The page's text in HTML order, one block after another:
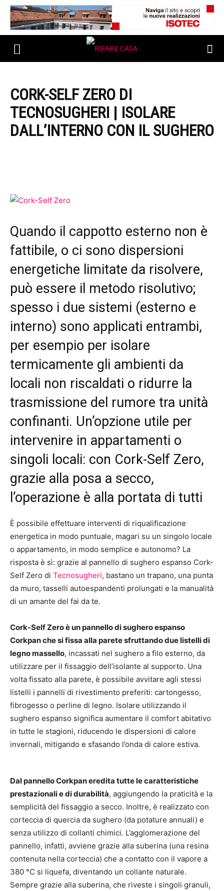
CORK-SELF ZERO DI
TECNOSUGHERI | ISOLARE
DALL’INTERNO CON IL SUGHERO
Quando il cappotto esterno non è
fattibile, o ci sono dispersioni
energetiche limitate da risolvere,
può essere il metodo risolutivo;
spesso i due sistemi (esterno e
interno) sono applicati entrambi,
per esempio per isolare
termicamente gli ambienti da
locali non riscaldati o ridurre la
trasmissione del rumore tra unità
confinanti. Un’opzione utile per
intervenire in appartamenti o
singoli locali: con Cork-Self Zero,
grazie alla posa a secco,
l’operazione è alla portata di tutti
È possibile effettuare interventi di riqualificazione
energetica in modo puntuale, magari su un singolo locale
o appartamento, in modo semplice e autonomo? La
risposta è sì: grazie al pannello di sughero espanso Cork-
Self Zero di Tecnosugheri, bastano un trapano, una punta
da muro, tasselli autoespandenti prolungati e la manualità
di un amante del fai da te.
Cork-Self Zero è un pannello di sughero espanso
Corkpan che si fissa alla parete sfruttando due listelli di
legno massello, incassati nel sughero a filo esterno, da
utilizzare per il fissaggio dell’isolante al supporto. Una
volta fissato alla parete, è possibile avvitare agli stessi
listelli i pannelli di rivestimento preferiti: cartongesso,
fibrogesso o perline di legno. Isolare utilizzando il
sughero espanso significa aumentare il comfort abitativo
in tutte le stagioni, riducendo le dispersioni di calore
invernali, mitigando e sfasando l’onda di calore estiva.
Dal pannello Corkpan eredita tutte le caratteristiche
prestazionali e di durabilità, aggiungendo la praticità e la
semplicità del fissaggio a secco. Inoltre, è realizzato con
corteccia di quercia da sughero (da potature annuali) e
senza utilizzo di collanti chimici. L’agglomerazione del
pannello, infatti, avviene grazie alla suberina (una resina
contenuta nella corteccia) che a contatto con il vapore a
380 °C si liquefa, diventando un collante naturale.
Sempre grazie alla suberina, che riveste i singoli granuli,